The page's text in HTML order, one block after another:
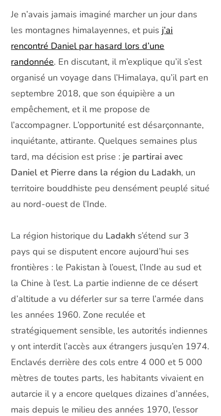
Je n’avais jamais imaginé marcher un jour dans
les montagnes himalayennes, et puis j’ai
rencontré Daniel par hasard lors d’une
randonnée. En discutant, il m’explique qu’il s’est
organisé un voyage dans l’Himalaya, qu’il part en
septembre 2018, que son équipière a un
empêchement, et il me propose de
l’accompagner. L’opportunité est désarçonnante,
inquiétante, attirante. Quelques semaines plus
tard, ma décision est prise : je partirai avec
Daniel et Pierre dans la région du Ladakh, un
territoire bouddhiste peu densément peuplé situé
au nord-ouest de l’Inde.
La région historique du Ladakh s’étend sur 3
pays qui se disputent encore aujourd’hui ses
frontières : le Pakistan à l’ouest, l’Inde au sud et
la Chine à l’est. La partie indienne de ce désert
d’altitude a vu déferler sur sa terre l’armée dans
les années 1960. Zone reculée et
stratégiquement sensible, les autorités indiennes
y ont interdit l’accès aux étrangers jusqu’en 1974.
Enclavés derrière des cols entre 4 000 et 5 000
mètres de toutes parts, les habitants vivaient en
autarcie il y a encore quelques dizaines d’années,
mais depuis le milieu des années 1970, l’essor